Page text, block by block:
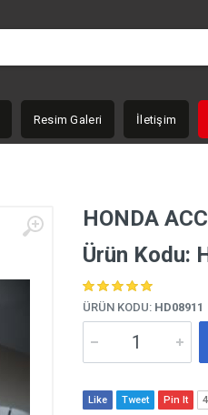
Resim Galeri İletişim
HONDA
Ürün Kodu:
ÜRÜN KODU: HD08911
Like Tweet Pin It